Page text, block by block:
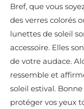
Bref, que vous
des verres colorés
lunettes de soleil
accessoire. Elles
de votre audace.
ressemble et
soleil estival.
protéger vos yeux